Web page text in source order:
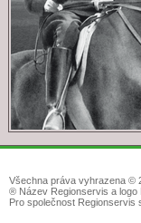
Všechna práva vyhrazena ©
® Název Regionservis a logo
Pro společnost Regionservis